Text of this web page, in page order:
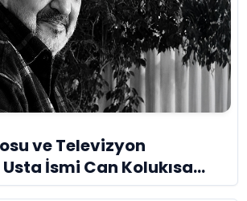
ve Televizyon
Usta İsmi Can Kolukısa